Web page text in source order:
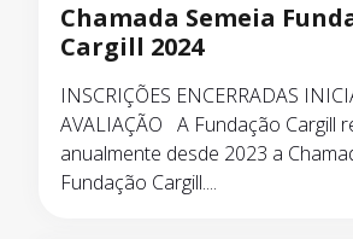
Chamada Semeia
Cargill 2024
INSCRIÇÕES ENCERRADAS
AVALIAÇÃO A Fundação Cargill
anualmente desde 2023 a
Fundação Cargill....